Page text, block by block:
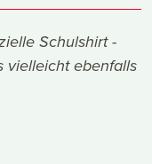
Schulshirt -
vielleicht ebenfalls